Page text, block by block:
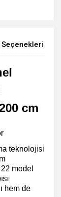
Seçenekleri
cm
teknolojisi
model
hem de